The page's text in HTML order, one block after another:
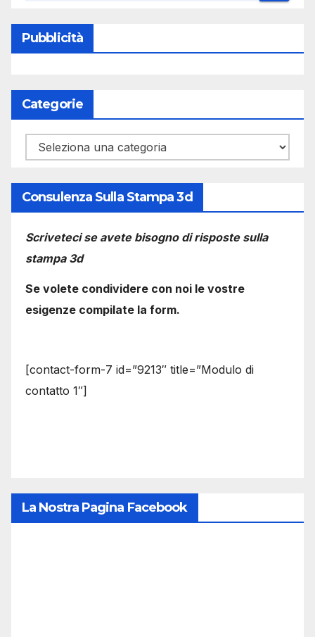
Pubblicità
Categorie
Categorie
Consulenza Sulla Stampa 3d
Scriveteci se avete bisogno di risposte sulla
stampa 3d
Se volete condividere con noi le vostre
esigenze compilate la form.
[contact-form-7 id=”9213″ title=”Modulo di
contatto 1″]
La Nostra Pagina Facebook